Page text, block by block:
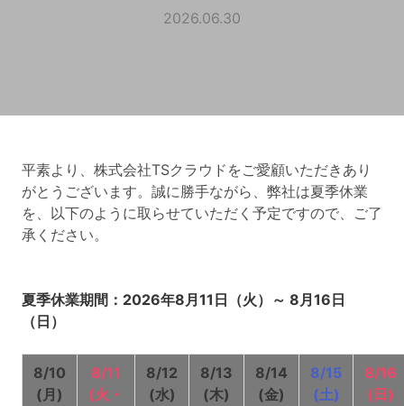
2026.06.30
平素より、株式会社TSクラウドをご愛顧いただきあり
がとうございます。誠に勝手ながら、弊社は夏季休業
を、以下のように取らせていただく予定ですので、ご了
承ください。
夏季休業期間：2026年8月11日（火）～ 8月16日
（日）
8/10
(月)
8/11
(火・
8/12
(水)
8/13
(木)
8/14
(金)
8/15
(土)
8/16
(日)